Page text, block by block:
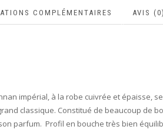
COMPLÉMENTAIRES AVIS (0)
impérial, à la robe cuivrée et épaisse,
classique. Constitué de beaucoup de
parfum. Profil en bouche très bien